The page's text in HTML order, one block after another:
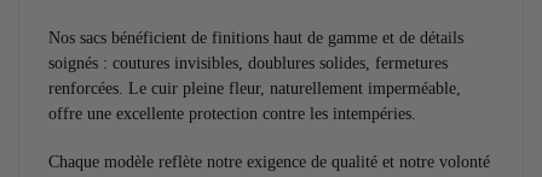
Nos sacs bénéficient de finitions haut de gamme et de détails
soignés : coutures invisibles, doublures solides, fermetures
renforcées. Le cuir pleine fleur, naturellement imperméable,
offre une excellente protection contre les intempéries.
Chaque modèle reflète notre exigence de qualité et notre volonté